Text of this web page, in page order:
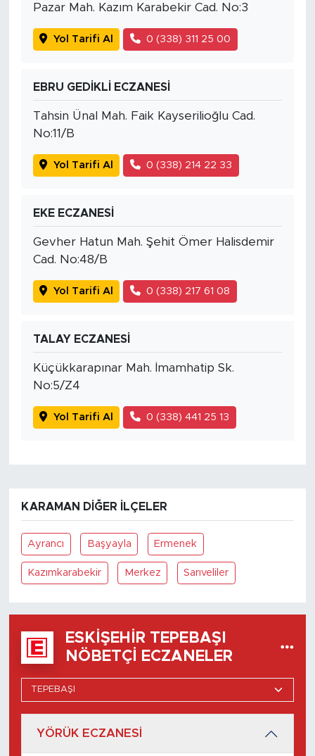
Pazar Mah. Kazım Karabekir Cad. No:3
Yol Tarifi Al 0 (338) 311 25 00
EBRU GEDİKLİ ECZANESİ
Tahsin Ünal Mah. Faik Kayserilioğlu Cad.
No:11/B
Yol Tarifi Al 0 (338) 214 22 33
EKE ECZANESİ
Gevher Hatun Mah. Şehit Ömer Halisdemir
Cad. No:48/B
Yol Tarifi Al 0 (338) 217 61 08
TALAY ECZANESİ
Küçükkarapınar Mah. İmamhatip Sk.
No:5/Z4
Yol Tarifi Al 0 (338) 441 25 13
KARAMAN DIĞER İLÇELER
Ayrancı Başyayla Ermenek
Kazımkarabekir Merkez Sarıveliler
ESKIŞEHIR TEPEBAŞI
NÖBETÇI ECZANELER
YÖRÜK ECZANESİ